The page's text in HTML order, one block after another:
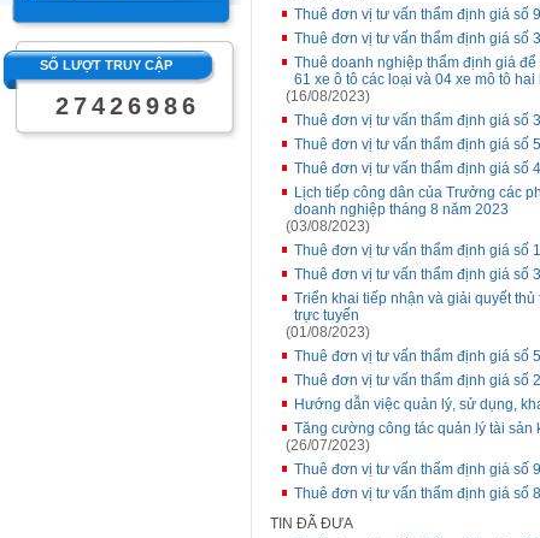
SỐ LƯỢT TRUY CẬP
2 7 4 2 6 9 8 6
Thuê đơn vị tư vấn thẩm định giá số
Thuê đơn vị tư vấn thẩm định giá số
Thuê doanh nghiệp thẩm định giá
61 xe ô tô các loại và 04 xe mô tô hai
(16/08/2023)
Thuê đơn vị tư vấn thẩm định giá số
Thuê đơn vị tư vấn thẩm định giá số
Thuê đơn vị tư vấn thẩm định giá số
Lịch tiếp công dân của Trưởng các
doanh nghiệp tháng 8 năm 2023
(03/08/2023)
Thuê đơn vị tư vấn thẩm định giá số
Thuê đơn vị tư vấn thẩm định giá số
Triển khai tiếp nhận và giải quyết
trực tuyến
(01/08/2023)
Thuê đơn vị tư vấn thẩm định giá số
Thuê đơn vị tư vấn thẩm định giá số
Hướng dẫn việc quản lý, sử dụng,
Tăng cường công tác quản lý tài
(26/07/2023)
Thuê đơn vị tư vấn thẩm định giá số
Thuê đơn vị tư vấn thẩm định giá số
TIN ĐÃ ĐƯA